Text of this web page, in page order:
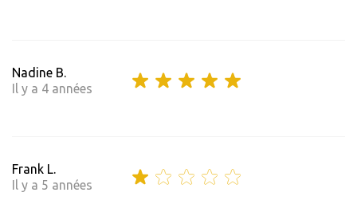
Nadine B.
Il y a 4 années
Frank L.
Il y a 5 années